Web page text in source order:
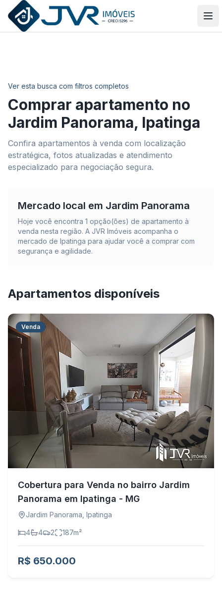
JVR Imóveis
Ver esta busca com filtros completos
Comprar apartamento no
Jardim Panorama, Ipatinga
Confira apartamentos à venda com localização
estratégica, fotos atualizadas e atendimento
especializado para negociação segura.
Mercado local em Jardim Panorama
Hoje você encontra 1 opção(ões) de apartamento à
venda nesta região. A JVR Imóveis acompanha o
mercado de Ipatinga para ajudar você a comprar com
segurança e agilidade.
Apartamentos disponíveis
Venda
Cobertura para Venda no bairro Jardim
Panorama em Ipatinga - MG
Jardim Panorama Ipatinga
4 4 2 187m²
R$ 650.000